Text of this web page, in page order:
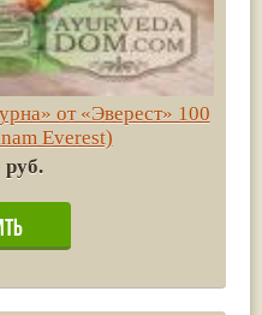
от «Эверест» 100
Everest)
руб.